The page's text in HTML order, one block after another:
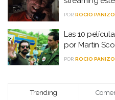
POR ROCIO PANIZO
Las 10
por Martin
POR ROCIO PANIZO
Trending